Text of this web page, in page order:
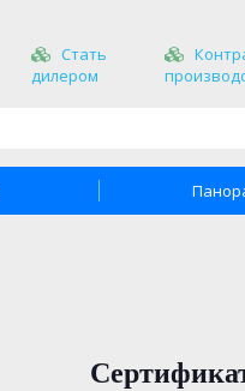
Стать
дилером